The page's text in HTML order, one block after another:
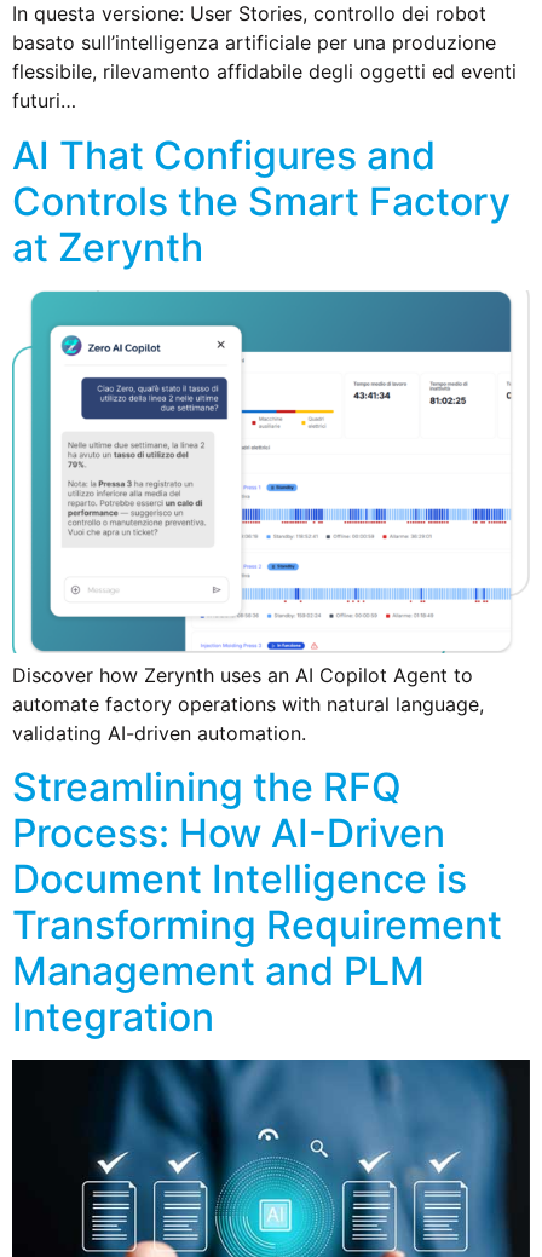
In questa versione: User Stories, controllo dei robot
basato sull’intelligenza artificiale per una produzione
flessibile, rilevamento affidabile degli oggetti ed eventi
futuri…
AI That Configures and
Controls the Smart Factory
at Zerynth
Discover how Zerynth uses an AI Copilot Agent to
automate factory operations with natural language,
validating AI-driven automation.
Streamlining the RFQ
Process: How AI-Driven
Document Intelligence is
Transforming Requirement
Management and PLM
Integration